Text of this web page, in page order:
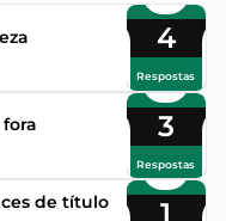
4
Respostas
3
Respostas
de título
1